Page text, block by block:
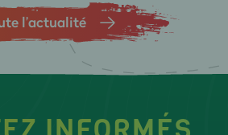
l’actualité